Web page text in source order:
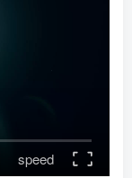
speed